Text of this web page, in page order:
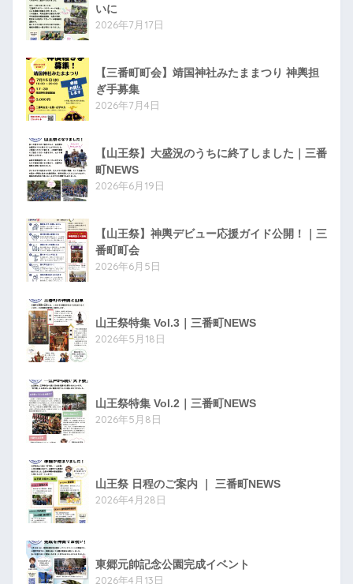
いに
2026年7月17日
【三番町町会】靖国神社みたままつり 神輿担
ぎ手募集
2026年7月4日
【山王祭】大盛況のうちに終了しました｜三番
町NEWS
2026年6月19日
【山王祭】神輿デビュー応援ガイド公開！｜三
番町町会
2026年6月5日
山王祭特集 Vol.3｜三番町NEWS
2026年5月18日
山王祭特集 Vol.2｜三番町NEWS
2026年5月8日
山王祭 日程のご案内 ｜ 三番町NEWS
2026年4月28日
東郷元帥記念公園完成イベント
2026年4月13日